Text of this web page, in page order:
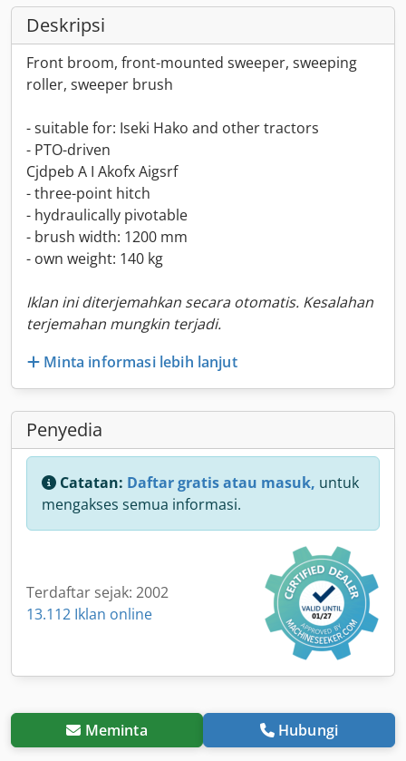
Deskripsi
Front broom, front-mounted sweeper, sweeping
roller, sweeper brush
- suitable for: Iseki Hako and other tractors
- PTO-driven
Cjdpeb A I Akofx Aigsrf
- three-point hitch
- hydraulically pivotable
- brush width: 1200 mm
- own weight: 140 kg
Iklan ini diterjemahkan secara otomatis. Kesalahan
terjemahan mungkin terjadi.
Minta informasi lebih lanjut
Penyedia
Catatan: Daftar gratis atau masuk, untuk
mengakses semua informasi.
Terdaftar sejak: 2002
13.112 Iklan online
Meminta Hubungi